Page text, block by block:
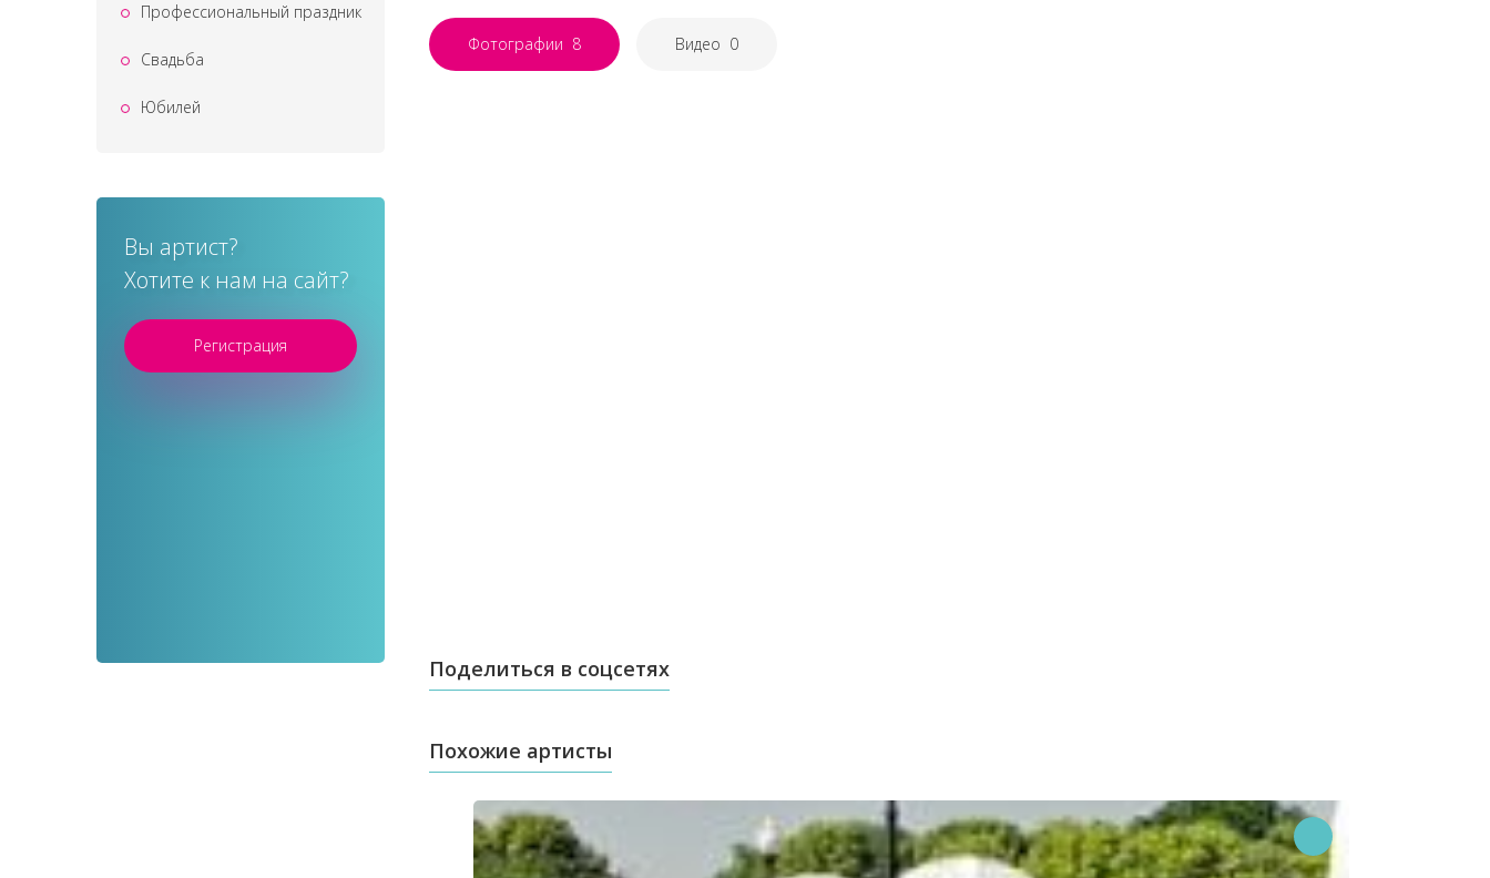
Профессиональный праздник
Свадьба
Юбилей
Вы артист?
Хотите к нам на сайт?
Регистрация
Фотографии 8 Видео 0
Поделиться в соцсетях
Похожие артисты